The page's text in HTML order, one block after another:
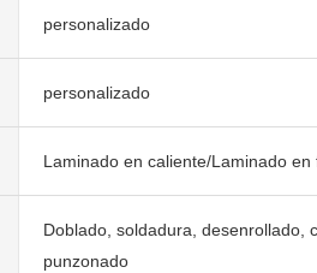
personalizado
personalizado
Laminado en caliente/Laminado en
Doblado, soldadura, desenrollado,
punzonado